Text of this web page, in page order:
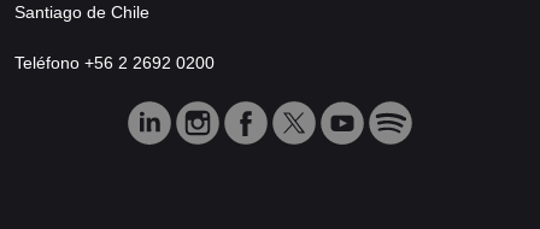
Santiago de Chile
Teléfono +56 2 2692 0200